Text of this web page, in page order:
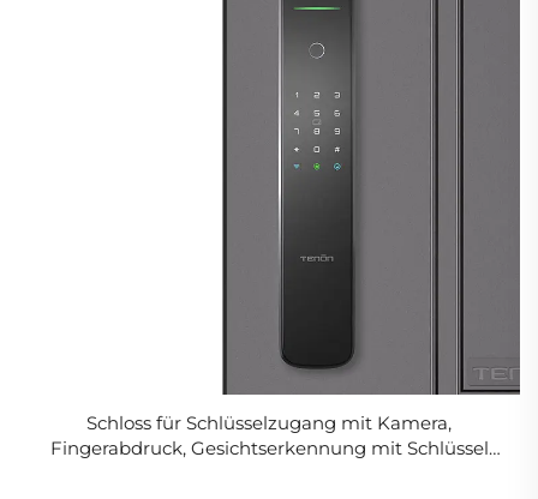
Schloss für Schlüsselzugang mit Kamera,
Fingerabdruck, Gesichtserkennung mit Schlüssel